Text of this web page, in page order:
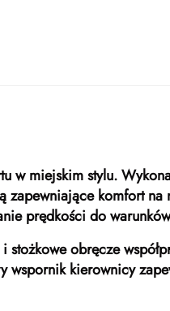
w miejskim stylu.
zapewniające komfort na
prędkości do
obręcze
wspornik kierownicy